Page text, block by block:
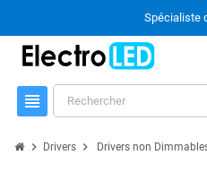
Spécialiste
view_headline
chevron_right Drivers chevron_right Drivers non